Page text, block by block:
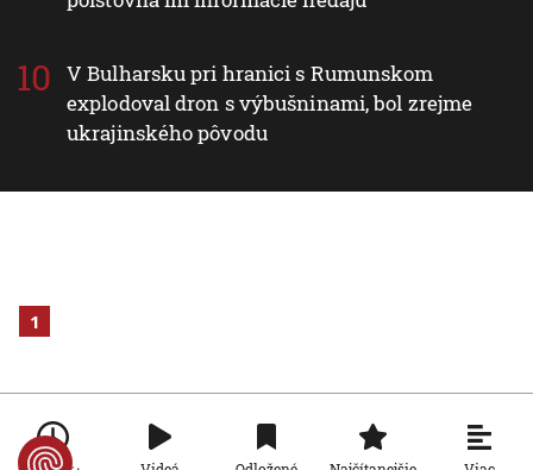
V Bulharsku pri hranici s Rumunskom
explodoval dron s výbušninami, bol zrejme
ukrajinského pôvodu
1